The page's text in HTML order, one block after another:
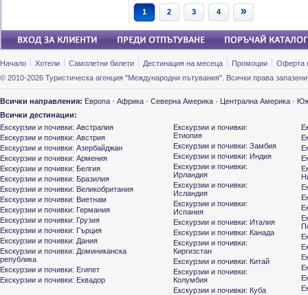
1 2 3 4 »
Начало Хотели Самолетни билети Дестинация на месеца Промоции
Оферта
© 2010-2026 Туристическа агенция "Международни пътувания". Всички права
Всички направления: Европа · Африка · Северна Америка · Централна Америка ·
Всички дестинации:
Екскурзии и почивки: Австралия
Екскурзии и почивки: Австрия
Екскурзии и почивки: Азербайджан
Екскурзии и почивки: Армения
Екскурзии и почивки: Белгия
Екскурзии и почивки: Бразилия
Екскурзии и почивки: Великобритания
Екскурзии и почивки: Виетнам
Екскурзии и почивки: Германия
Екскурзии и почивки: Грузия
Екскурзии и почивки: Гърция
Екскурзии и почивки: Дания
Екскурзии и почивки: Доминиканска
република
Екскурзии и почивки: Египет
Екскурзии и почивки: Еквадор
Екскурзии и почивки:
Етиопия
Екскурзии и почивки: Замбия
Екскурзии и почивки: Индия
Екскурзии и почивки:
Ирландия
Екскурзии и почивки:
Исландия
Екскурзии и почивки:
Испания
Екскурзии и почивки: Италия
Екскурзии и почивки: Канада
Екскурзии и почивки:
Киргизстан
Екскурзии и почивки: Китай
Екскурзии и почивки:
Колумбия
Екскурзии и почивки: Куба